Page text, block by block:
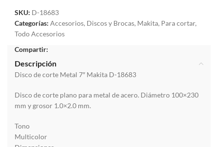
SKU: D-18683
Categorías: Accesorios, Discos y Brocas, Makita, Para cortar,
Todo Accesorios
Compartir:
Descripción
Disco de corte Metal 7″ Makita D-18683
Disco de corte plano para metal de acero. Diámetro 100×230
mm y grosor 1.0×2.0 mm.
Tono
Multicolor